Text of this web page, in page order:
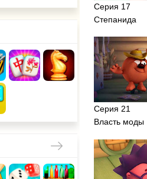
Серия 17
Степанида
Серия 21
Власть моды